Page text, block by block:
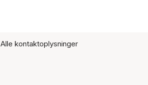
Alle kontaktoplysninger